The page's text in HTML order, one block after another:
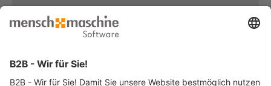
Haben Sie Fragen?
Dann rufen Sie uns an...